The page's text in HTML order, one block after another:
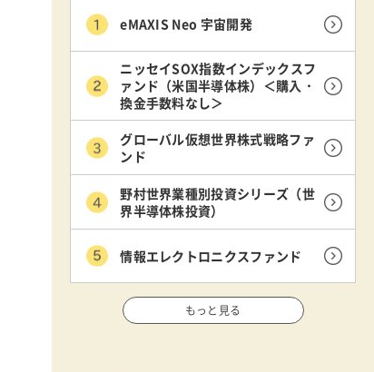
eMAXIS Neo 宇宙開発
ニッセイSOX指数インデックスフ
ァンド（米国半導体株）＜購入・
換金手数料なし＞
グローバル仮想世界株式戦略ファ
ンド
野村世界業種別投資シリーズ（世
界半導体株投資）
情報エレクトロニクスファンド
もっと見る